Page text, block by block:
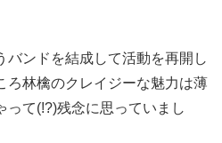
バンドを結成して活動を再開し
ろ林檎のクレイジーな魅力は薄
って(!?)残念に思っていまし